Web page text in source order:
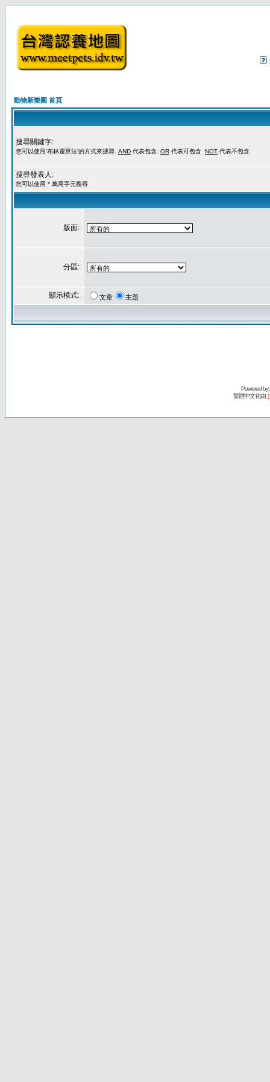
動物新樂園 首頁
搜尋關鍵字:
您可以使用'布林運算法'的方式來搜尋. AND 代表包含. OR 代表可包含. NOT 代表不包含.
搜尋發表人:
您可以使用 * 萬用字元搜尋
版面:
分區:
顯示模式: 文章 主題
Powered by
繁體中文化由